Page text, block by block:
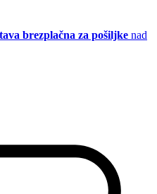
brezplačna za pošiljke nad